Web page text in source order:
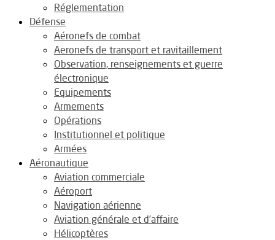
Réglementation
Défense
Aéronefs de combat
Aeronefs de transport et ravitaillement
Observation, renseignements et guerre
électronique
Equipements
Armements
Opérations
Institutionnel et politique
Armées
Aéronautique
Aviation commerciale
Aéroport
Navigation aérienne
Aviation générale et d’affaire
Hélicoptères